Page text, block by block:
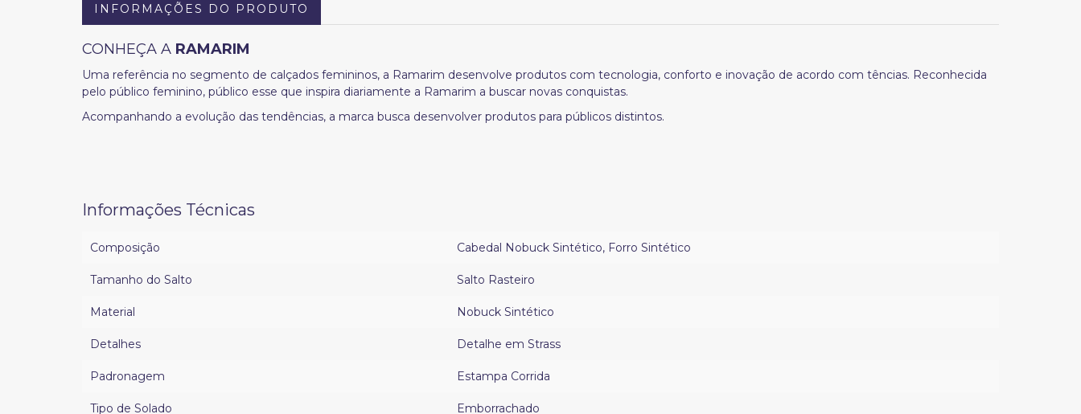
INFORMAÇÕES DO PRODUTO
CONHEÇA A RAMARIM
Uma referência no segmento de calçados femininos, a Ramarim desenvolve produtos com tecnologia, conforto e inovação de acordo com tências. Reconhecida
pelo público feminino, público esse que inspira diariamente a Ramarim a buscar novas conquistas.
Acompanhando a evolução das tendências, a marca busca desenvolver produtos para públicos distintos.
Informações Técnicas
Composição Cabedal Nobuck Sintético, Forro Sintético
Tamanho do Salto Salto Rasteiro
Material Nobuck Sintético
Detalhes Detalhe em Strass
Padronagem Estampa Corrida
Tipo de Solado Emborrachado